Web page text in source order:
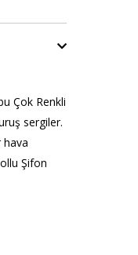
Çok Renkli
sergiler.
hava
Şifon